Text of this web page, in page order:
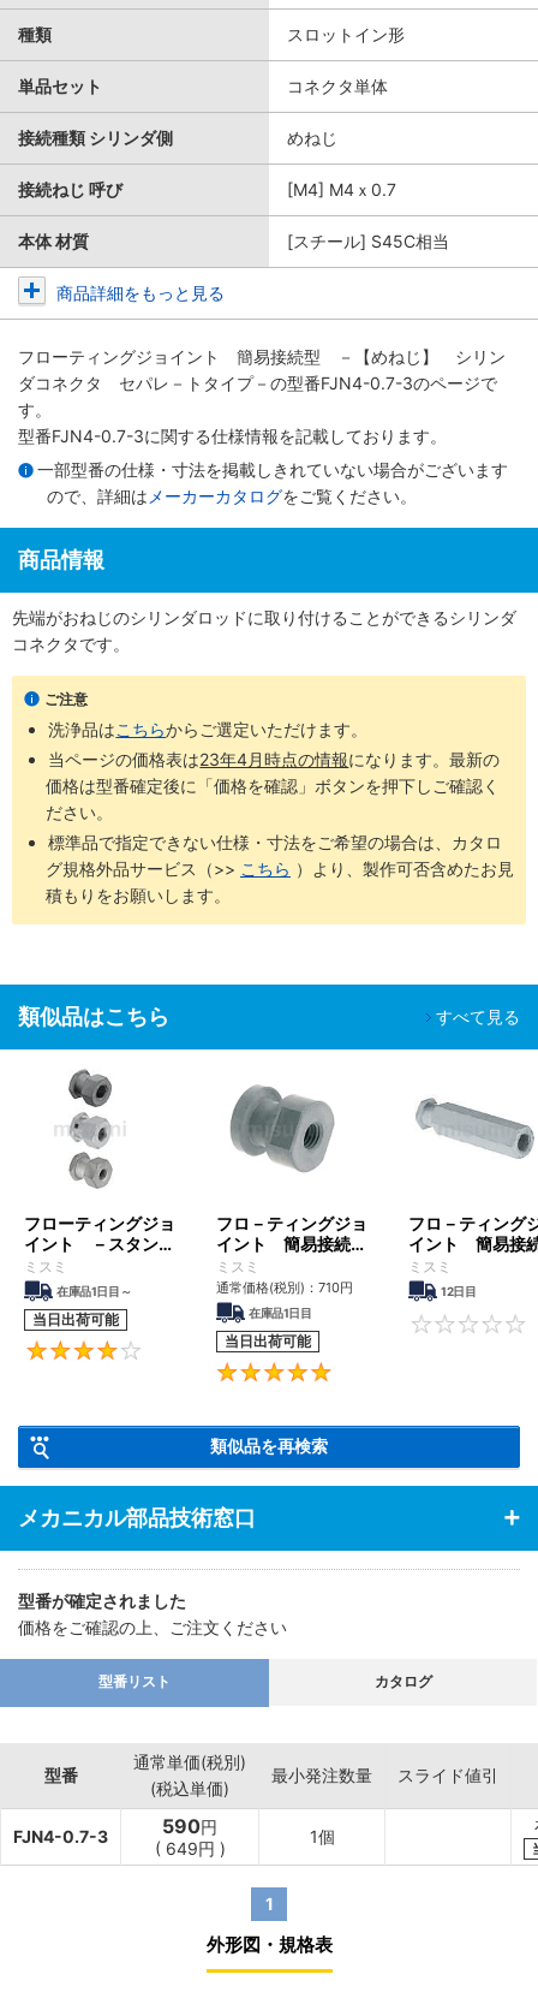
種類 スロットイン形
単品セット コネクタ単体
接続種類 シリンダ側 めねじ
接続ねじ 呼び [M4] M4ｘ0.7
本体 材質 [スチール] S45C相当
商品詳細をもっと見る
フローティングジョイント 簡易接続型 －【めねじ】 シリン
ダコネクタ セパレ－トタイプ－ の型番FJN4-0.7-3のページで
す。
型番FJN4-0.7-3に関する仕様情報を記載しております。
一部型番の仕様・寸法を掲載しきれていない場合がございます
ので、詳細は メーカーカタログをご覧ください。
商品情報
先端がおねじのシリンダロッドに取り付けることができるシリンダ
コネクタです。
ご注意
洗浄品はこちらからご選定いただけます。
当ページの価格表は23年4月時点の情報になります。最新の
価格は型番確定後に「価格を確認」ボタンを押下しご確認く
ださい。
標準品で指定できない仕様・寸法をご希望の場合は、カタロ
グ規格外品サービス（>> こちら ）より、製作可否含めたお見
積もりをお願いします。
類似品はこちら すべて見る
フローティングジョ
イント －スタンダ
－ドめねじタイプ－
ミスミ
在庫品1日目～
当日出荷可能
4.3
フロ－ティングジョ
イント 簡易接続
型 －【めねじ】円
形タイプ－
ミスミ
通常価格(税別)： 710円
在庫品1日目
当日出荷可能
フロ－ティング
イント 簡易接
型 －延長ロッ
ねじタイプ－
ミスミ
12日目
類似品を再検索
メカニカル部品技術窓口
型番が確定されました
価格をご確認の上、ご注文ください
型番リスト カタログ
型番
通常単価(税別)
(税込単価)
最小発注数量 スライド値引
FJN4-0.7-3 590円
( 649円 )
1個
1
外形図・規格表